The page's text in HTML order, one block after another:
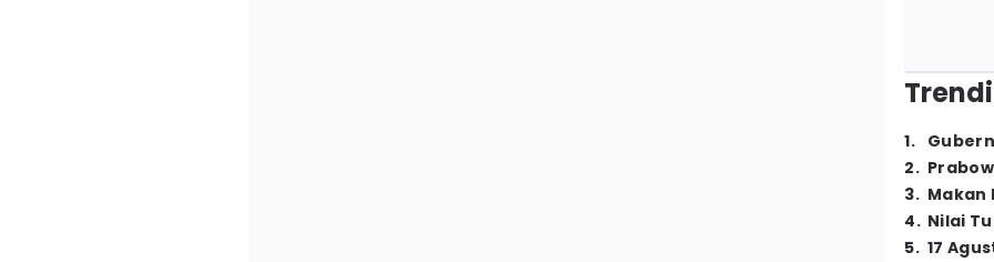
1.
2.
3. Makan
4. Nilai
5. 17